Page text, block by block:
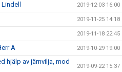
2019-12-03 16:00
2019-11-25 14:18
2019-11-18 22:45
A 2019-10-29 19:00
hjälp av järnvilja, mod
2019-09-22 15:37